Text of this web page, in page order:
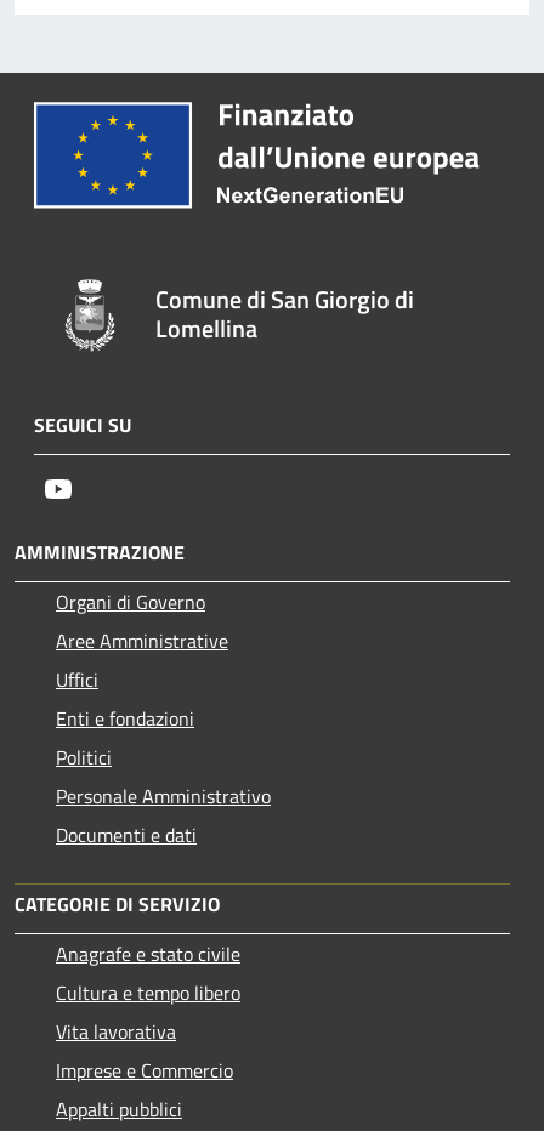
Comune di San Giorgio di
Lomellina
SEGUICI SU
AMMINISTRAZIONE
Organi di Governo
Aree Amministrative
Uffici
Enti e fondazioni
Politici
Personale Amministrativo
Documenti e dati
CATEGORIE DI SERVIZIO
Anagrafe e stato civile
Cultura e tempo libero
Vita lavorativa
Imprese e Commercio
Appalti pubblici